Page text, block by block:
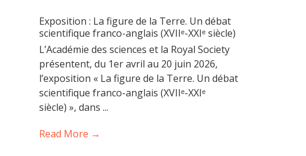
Exposition : La figure de la Terre. Un débat
scientifique franco-anglais (XVIIᵉ-XXIᵉ siècle)
L’Académie des sciences et la Royal Society
présentent, du 1er avril au 20 juin 2026,
l’exposition « La figure de la Terre. Un débat
scientifique franco-anglais (XVIIᵉ-XXIᵉ
siècle) », dans ...
Read More →